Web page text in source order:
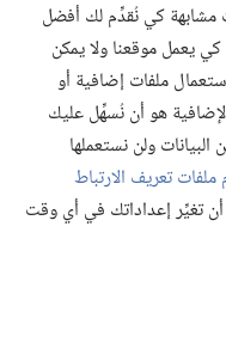
مشابهة كي نُقدِّم لك أفضل
يعمل موقعنا ولا يمكن
ملفات إضافية أو
هو أن نُسهِّل عليك
البيانات ولن نستعملها
تعريف الارتباط
أن تغيِّر إعداداتك في أي وقت
© 2026 .Watch